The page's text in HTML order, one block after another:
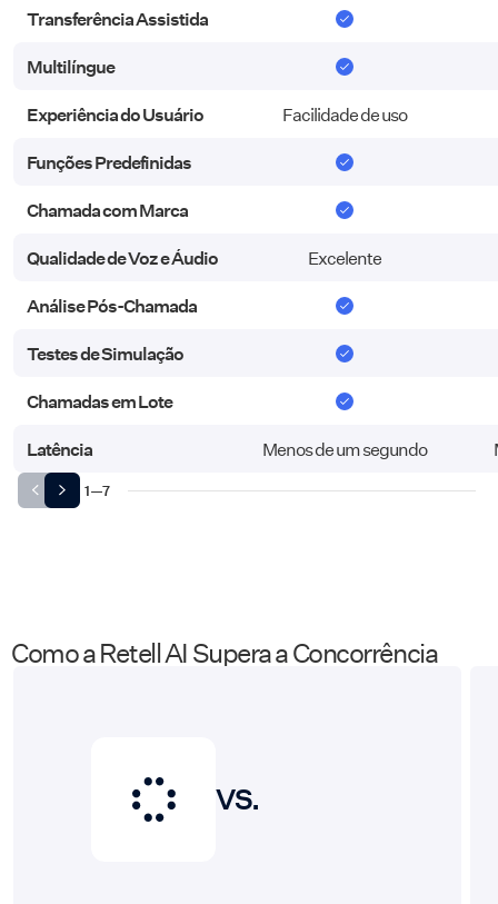
Transferência Assistida
Multilíngue
Experiência do Usuário
Funções Predefinidas
Chamada com Marca
Qualidade de Voz e Áudio
Análise Pós-Chamada
Testes de Simulação
Chamadas em Lote
Latência
Transferência Assistida
Multilíngue
Experiência do Usuário
Funções Predefinidas
Chamada com Marca
Qualidade de Voz e Áudio
Análise Pós-Chamada
Testes de Simulação
Chamadas em Lote
Latência
Facilidade de uso
Excelente
Menos de um segundo
1—7
Como a Retell AI Supera a Concorrência
VS.